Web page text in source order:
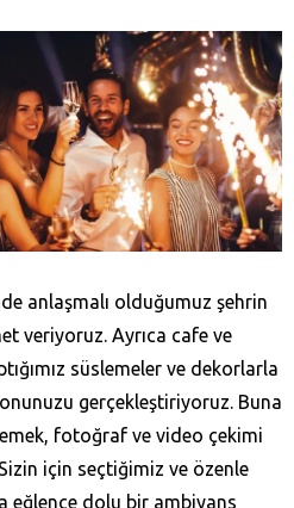
anlaşmalı olduğumuz şehrin
veriyoruz. Ayrıca cafe ve
süslemeler ve dekorlarla
gerçekleştiriyoruz. Buna
fotoğraf ve video çekimi
için seçtiğimiz ve özenle
eğlence dolu bir ambiyans